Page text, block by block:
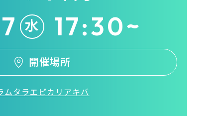
水 17:30~
開催場所
ムタラエピカリアキバ